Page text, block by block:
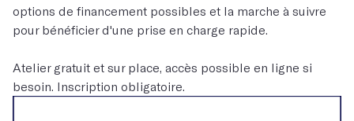
options de financement possibles et la marche à suivre
pour bénéficier d'une prise en charge rapide.
Atelier gratuit et sur place, accès possible en ligne si
besoin. Inscription obligatoire.